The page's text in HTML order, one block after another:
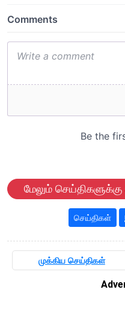
மேலும்
செய்திகள்
முக்கிய செய்திகள்